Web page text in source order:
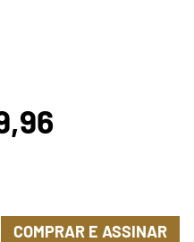
COMPRAR E ASSINAR